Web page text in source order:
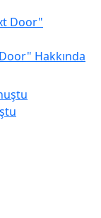
Hakkında